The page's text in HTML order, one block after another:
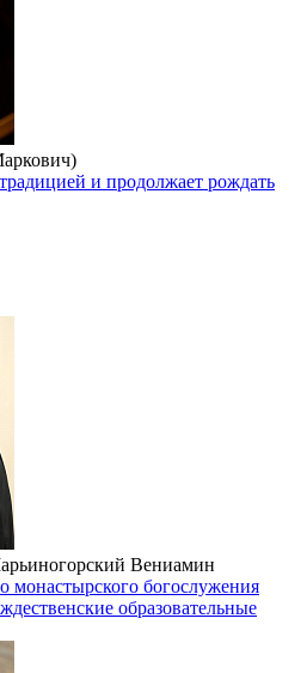
и продолжает рождать
Вениамин
монастырского богослужения
образовательные